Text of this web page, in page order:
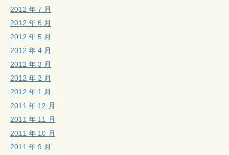
2012 年 7 月
2012 年 6 月
2012 年 5 月
2012 年 4 月
2012 年 3 月
2012 年 2 月
2012 年 1 月
2011 年 12 月
2011 年 11 月
2011 年 10 月
2011 年 9 月